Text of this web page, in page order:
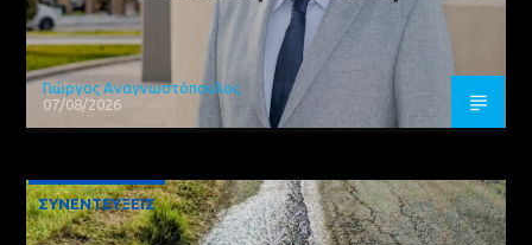
Γιώργος Αναγνωστόπουλος
07/08/2026
ΣΥΝΕΝΤΕΥΞΕΙΣ